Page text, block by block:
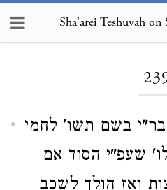
בשם תשו' לחמי
שעפ"י הסוד אם